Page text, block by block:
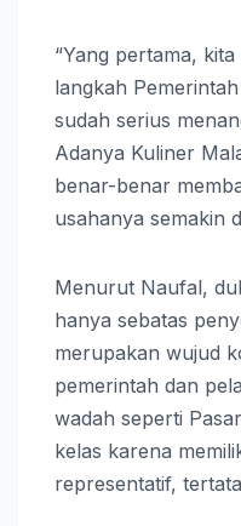
“Yang pertama,
langkah
sudah serius
Adanya Kuliner
benar-benar
usahanya semakin
Menurut Naufal,
hanya sebatas
merupakan wujud
pemerintah dan
wadah seperti
kelas karena
representatif,